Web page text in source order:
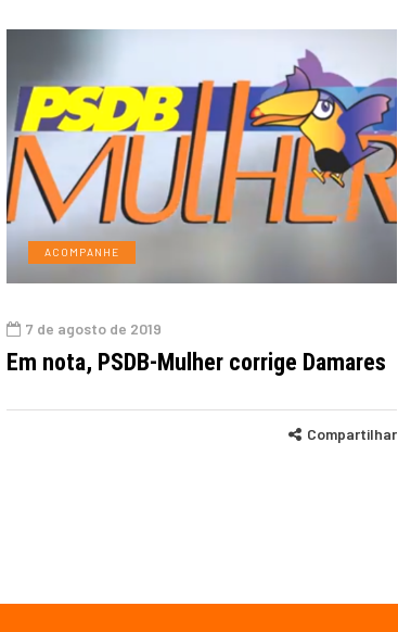
ACOMPANHE
7 de agosto de 2019
Em nota, PSDB-Mulher corrige Damares
Compartilhar